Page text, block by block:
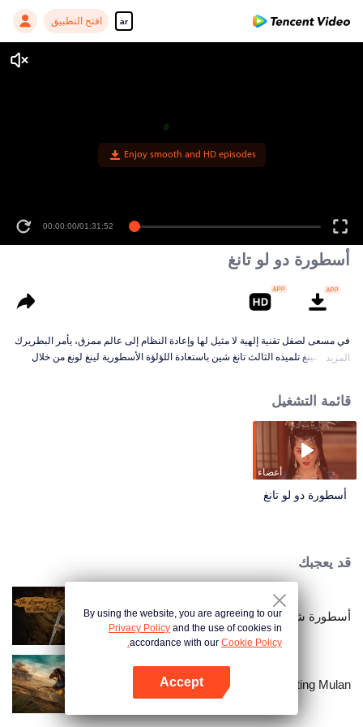
ar افتح التطبيق
Enjoy smooth and HD episodes
00:00:00/01:31:52
أسطورة دو لو تانغ
في مسعى لصقل تقنية إلهية لا مثيل لها وإعادة النظام إلى عالم ممزق، يأمر البطريرك
تانغ يوانشينغ تلميذه الثالث تانغ شين باستعادة اللؤلؤة الأسطورية لينغ لونغ من خلال
وآخر شعاع أمل، يقف تانغ هوان عالقًا في شبكة من العاطفة والكراهية والواجب، مجبرًا
على تشكيل مصيره بين أنقاض كل ما عرفه يومًا.
المزيد
قائمة التشغيل
أعضاء
أسطورة دو لو تانغ
قد يعجبك
أسطورة شن لي
Fighting Mulan
By using the website, you are agreeing to our
Privacy Policy and the use of cookies in
accordance with our Cookie Policy.
Accept